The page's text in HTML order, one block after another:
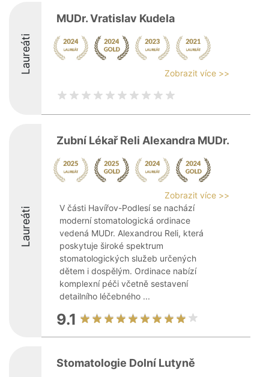
Laureáti
MUDr. Vratislav Kudela
Zobrazit více >>
Laureáti
Zubní Lékař Reli Alexandra MUDr.
Zobrazit více >>
V části Havířov-Podlesí se nachází
moderní stomatologická ordinace
vedená MUDr. Alexandrou Reli, která
poskytuje široké spektrum
stomatologických služeb určených
dětem i dospělým. Ordinace nabízí
komplexní péči včetně sestavení
detailního léčebného ...
9.1
Stomatologie Dolní Lutyně